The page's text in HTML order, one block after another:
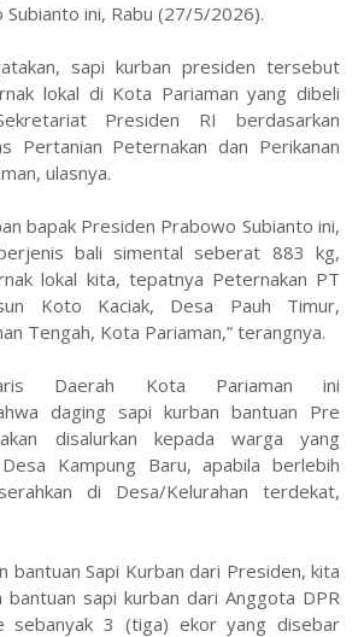
ini, Rabu (27/5/2026).
sapi kurban presiden tersebut
lokal di Kota Pariaman yang dibeli
Presiden RI berdasarkan
Pertanian Peternakan dan Perikanan
ulasnya.
bapak Presiden Prabowo Subianto ini,
bali simental seberat 883 kg,
lokal kita, tepatnya Peternakan PT
Koto Kaciak, Desa Pauh Timur,
Tengah, Kota Pariaman,” terangnya.
Daerah Kota Pariaman ini
daging sapi kurban bantuan Pre
disalurkan kepada warga yang
Kampung Baru, apabila berlebih
di Desa/Kelurahan terdekat,
bantuan Sapi Kurban dari Presiden, kita
bantuan sapi kurban dari Anggota DPR
sebanyak 3 (tiga) ekor yang disebar